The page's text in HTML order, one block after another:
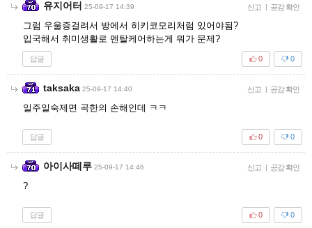
유지어터 25-09-17 14:39 신고 | 공감 확인
그럼 우울증걸려서 방에서 히키코모리처럼 있어야됨?
입국해서 취미생활로 멘탈케어하는게 뭐가 문제?
답글 0
0
taksaka 25-09-17 14:40 신고 | 공감 확인
일주일숙제면 곡한의 손해인데 ㅋㅋ
답글 0
0
아이사떼루 25-09-17 14:46 신고 | 공감 확인
?
답글 0
0